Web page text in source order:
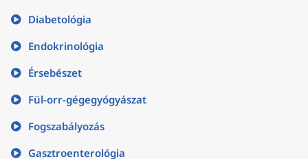
Diabetológia
Endokrinológia
Érsebészet
Fül-orr-gégegyógyászat
Fogszabályozás
Gasztroenterológia